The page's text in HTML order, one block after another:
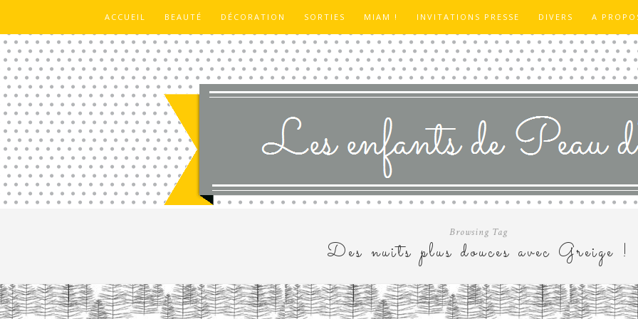
ACCUEIL BEAUTÉ DÉCORATION SORTIES MIAM ! INVITATIONS PRESSE DIVERS A
Browsing Tag
Des nuits plus douces avec Greige !